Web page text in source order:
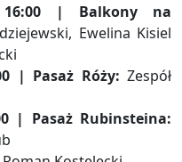
| Balkony na
Ewelina Kisiel
| Pasaż Róży: Zespół
| Pasaż Rubinsteina: